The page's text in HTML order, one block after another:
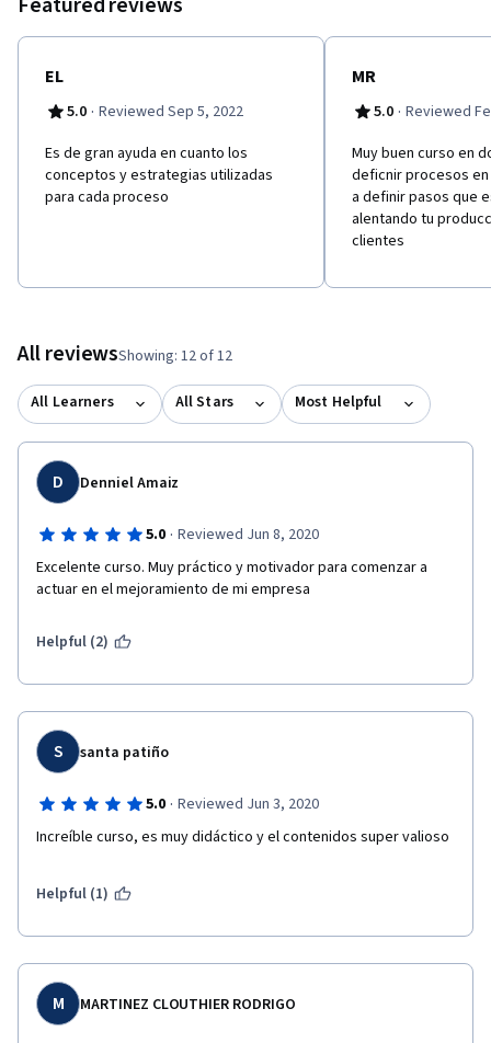
EL
5.0 · Reviewed Sep 5, 2022
E​s de gran ayuda en cuanto los
conceptos y estrategias utilizadas
para cada proceso
MR
5.0 · Reviewed
Muy buen curso en
deficnir procesos
a definir pasos que
alentando tu
clientes
All reviewsShowing: 12 of 12
All Learners All Stars Most Helpful
D Denniel Amaiz
5.0 · Reviewed Jun 8, 2020
Excelente curso. Muy práctico y motivador para comenzar a
actuar en el mejoramiento de mi empresa
Helpful (2)
S santa patiño
5.0 · Reviewed Jun 3, 2020
Increíble curso, es muy didáctico y el contenidos super valioso
Helpful (1)
M MARTINEZ CLOUTHIER RODRIGO